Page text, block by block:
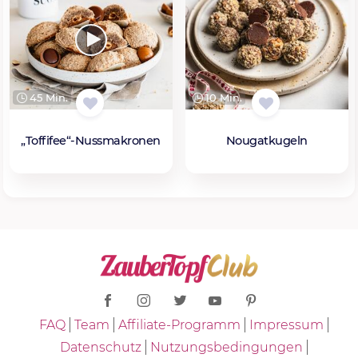
45 Min.
„Toffifee“-Nussmakronen
10 Min.
Nougatkugeln
FAQ Team Affiliate-Programm
Impressum
Datenschutz
Nutzungsbedingungen